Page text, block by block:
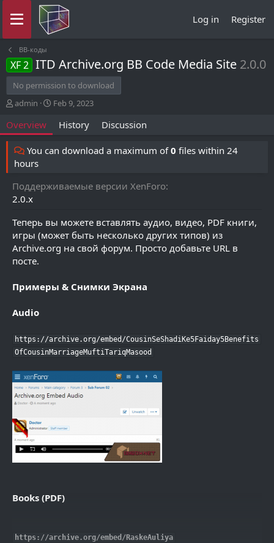
Log in Register
BB-коды
XF 2 ITD Archive.org BB Code Media Site 2.0.0
No permission to download
A
t
h
o
r
admin
C
t
d
e
Feb 9, 2023
Overview History Discussion
You can download a maximum of0 files within 24
hours
Поддерживаемые версии XenForo
2.0.x
Теперь вы можете вставлять аудио, видео, PDF книги,
игры (может быть несколько других типов) из
Archive.org на свой форум. Просто добавьте URL в
посте.
Примеры & Снимки Экрана
Audio
https://archive.org/embed/CousinSeShadiKe5Faiday5Benefits
OfCousinMarriageMuftiTariqMasood
Books (PDF)
https://archive.org/embed/RaskeAuliya